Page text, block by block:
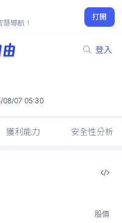
導航！
打開
登入
08/07 05:30
獲利能力 安全性分析